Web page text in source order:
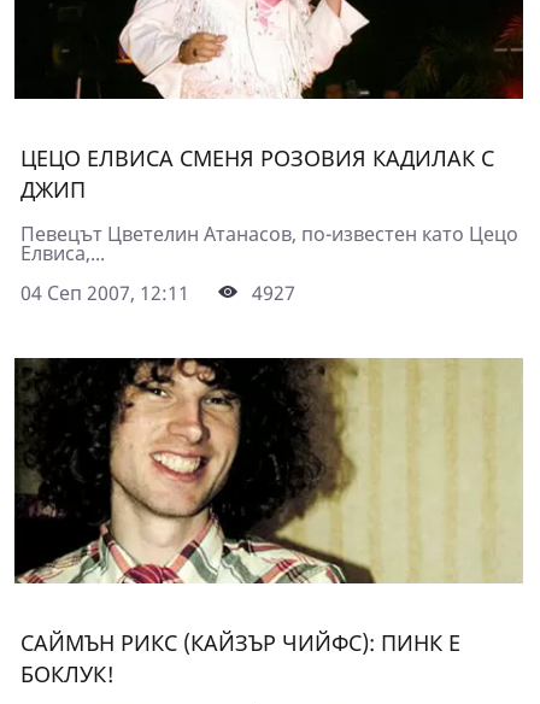
ЦЕЦО ЕЛВИСА СМЕНЯ РОЗОВИЯ КАДИЛАК С
ДЖИП
Певецът Цветелин Атанасов, по-известен като Цецо
Елвиса,...
04 Сеп 2007, 12:11
4927
САЙМЪН РИКС (КАЙЗЪР ЧИЙФС): ПИНК Е
БОКЛУК!